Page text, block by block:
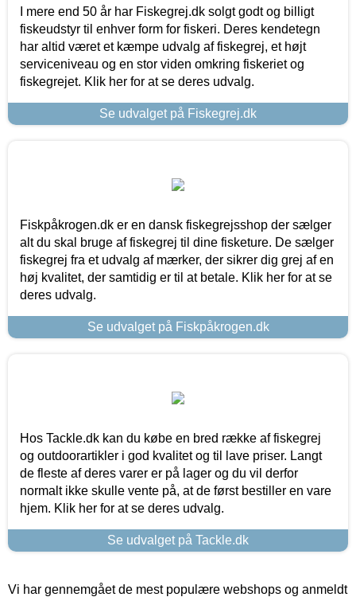
I mere end 50 år har Fiskegrej.dk solgt godt og billigt
fiskeudstyr til enhver form for fiskeri. Deres kendetegn
har altid været et kæmpe udvalg af fiskegrej, et højt
serviceniveau og en stor viden omkring fiskeriet og
fiskegrejet. Klik her for at se deres udvalg.
Se udvalget på Fiskegrej.dk
Fiskpåkrogen.dk er en dansk fiskegrejsshop der sælger
alt du skal bruge af fiskegrej til dine fisketure. De sælger
fiskegrej fra et udvalg af mærker, der sikrer dig grej af en
høj kvalitet, der samtidig er til at betale. Klik her for at se
deres udvalg.
Se udvalget på Fiskpåkrogen.dk
Hos Tackle.dk kan du købe en bred række af fiskegrej
og outdoorartikler i god kvalitet og til lave priser. Langt
de fleste af deres varer er på lager og du vil derfor
normalt ikke skulle vente på, at de først bestiller en vare
hjem. Klik her for at se deres udvalg.
Se udvalget på Tackle.dk
Vi har gennemgået de mest populære webshops og anmeldt